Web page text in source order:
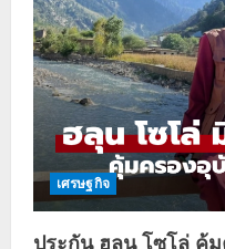
เศรษฐกิจ
ประกัน ฮลุน โซโล่ คุ้